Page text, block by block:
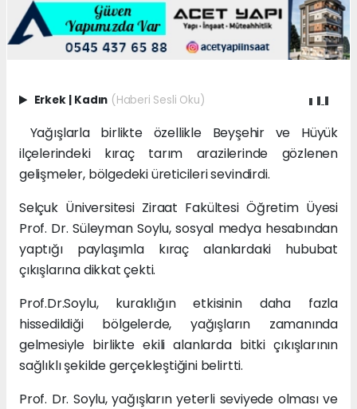
Erkek | Kadın (Haberi Sesli Oku)
Yağışlarla birlikte özellikle Beyşehir ve Hüyük
ilçelerindeki kıraç tarım arazilerinde gözlenen
gelişmeler, bölgedeki üreticileri sevindirdi.
Selçuk Üniversitesi Ziraat Fakültesi Öğretim Üyesi
Prof. Dr. Süleyman Soylu, sosyal medya hesabından
yaptığı paylaşımla kıraç alanlardaki hububat
çıkışlarına dikkat çekti.
Prof.Dr.Soylu, kuraklığın etkisinin daha fazla
hissedildiği bölgelerde, yağışların zamanında
gelmesiyle birlikte ekili alanlarda bitki çıkışlarının
sağlıklı şekilde gerçekleştiğini belirtti.
Prof. Dr. Soylu, yağışların yeterli seviyede olması ve